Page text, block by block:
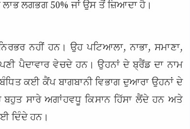
ਲਗਭਗ 50% ਜਾਂ ਉਸ ਤੋਂ ਜ਼ਿਆਦਾ ਹੈ।
ਨਹੀਂ ਹਨ। ਉਹ ਪਟਿਆਲਾ, ਨਾਭਾ, ਸਮਾਣਾ,
ਪੈਦਾਵਾਰ ਵੇਚਦੇ ਹਨ। ਉਹਨਾਂ ਦੇ ਬ੍ਰੈਂਡ ਦਾ ਨਾਮ
ਕਈ ਕੈਂਪ ਬਾਗਬਾਨੀ ਵਿਭਾਗ ਦੁਆਰਾ ਉਹਨਾਂ ਦੇ
ਸਾਰੇ ਅਗਾਂਹਵਧੂ ਕਿਸਾਨ ਹਿੱਸਾ ਲੈਂਦੇ ਹਨ ਅਤੇ
ਦਿੰਦੇ ਹਨ।